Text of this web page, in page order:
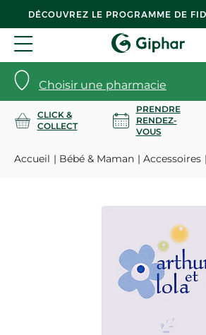
DÉCOUVREZ LE PROGRAMME DE
Choisir une pharmacie
CLICK &
COLLECT
PRENDRE
RENDEZ-
VOUS
Accueil Bébé & Maman Accessoires